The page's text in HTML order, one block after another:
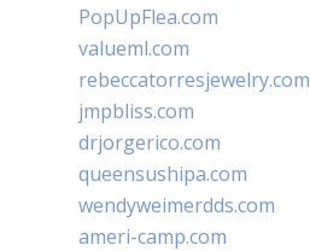
PopUpFlea.com
valueml.com
rebeccatorresjewelry.com
jmpbliss.com
drjorgerico.com
queensushipa.com
wendyweimerdds.com
ameri-camp.com